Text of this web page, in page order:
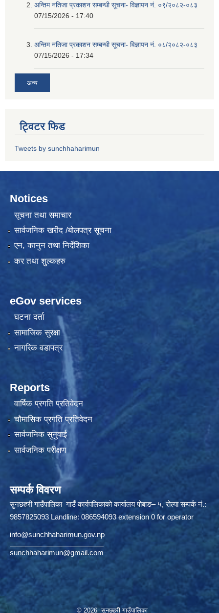
अन्तिम नतिजा प्रकाशन सम्बन्धी सूचना- विज्ञापन नं. ०९/२०८२-०८३
07/15/2026 - 17:40
अन्तिम नतिजा प्रकाशन सम्बन्धी सूचना- विज्ञापन नं. ०८/२०८२-०८३
07/15/2026 - 17:34
अन्य
ट्विटर फिड
Tweets by sunchhaharimun
Notices
सूचना तथा समाचार
सार्वजनिक खरीद /बोलपत्र सूचना
एन, कानुन तथा निर्देशिका
कर तथा शुल्कहरु
eGov services
घटना दर्ता
सामाजिक सुरक्षा
नागरिक वडापत्र
Reports
वार्षिक प्रगति प्रतिवेदन
चौमासिक प्रगति प्रतिवेदन
सार्वजनिक सुनुवाई
सार्वजनिक परीक्षण
सम्पर्क विवरण
सुनछहरी गाउँपालिका गाउँ कार्यपलिकाको कार्यालय पोबाङ– ५, रोल्पा सम्पर्क नं.:
9857825093 Landline: 086594093 extension 0 for operator
info@sunchhaharimun.gov.np
sunchhaharimun@gmail.com
© 2026 सुनछहरी गाउँपालिका